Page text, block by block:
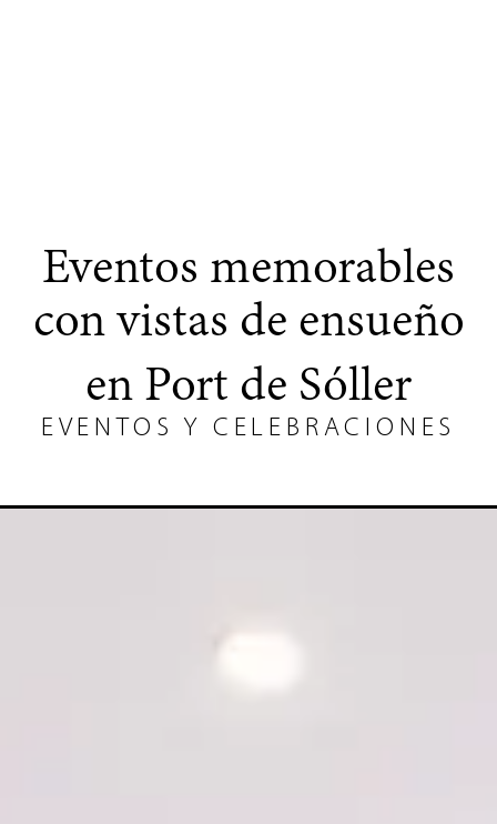
Eventos memorables
con vistas de ensueño
en Port de Sóller
EVENTOS Y CELEBRACIONES